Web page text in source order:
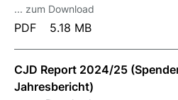
... zum Download
PDF 5.18 MB
CJD Report 2024/25
Jahresbericht)